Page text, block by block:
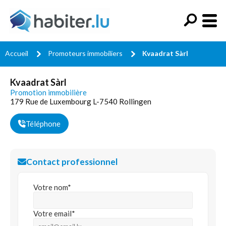
Accueil Promoteurs immobiliers Kvaadrat Sàrl
Kvaadrat Sàrl
Promotion immobilière
179 Rue de Luxembourg L-7540 Rollingen
Téléphone
Contact professionnel
Votre nom*
Votre email*